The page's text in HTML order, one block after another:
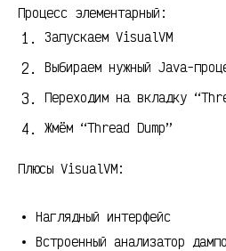
Процесс элементарный:
Запускаем VisualVM
Выбираем нужный Java-
Переходим на вкладку
Жмём “Thread Dump”
Плюсы VisualVM:
Наглядный интерфейс
Встроенный анализатор